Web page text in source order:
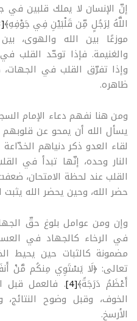
إنّ الإنسان لا يملك قلبين
اللَّهُ لِرَجُلٍ مِّن قَلْبَيْنِ فِي جَوْفِهِ﴾[3]
موزعًا بين الله والهوى،
والغنيمة. فإذا توحّد القلب
وإذا تفرّق القلب في
ظاهره.
ومن هنا نفهم دعاء الإمام
يسأل الله أن يمحو عن
لقاء العدو ذكر دنياهم
النار وحده، إنّها تبدأ في
القلب عند لحظة الامتحان،
حضر الله، وحين يحضر الله يثبت
وإن ومن عوامل بلوغ حقّ
في الرخاء كالجهاد في
مضمونة كالثبات حين يحيط
تعالى: ﴿لَا يَسْتَوِي مِنكُم مَّنْ
أَعْظَمُ دَرَجَةً﴾[4] . فالعمل قبل
الخوف، وقبل وضوح
الأرسخ.